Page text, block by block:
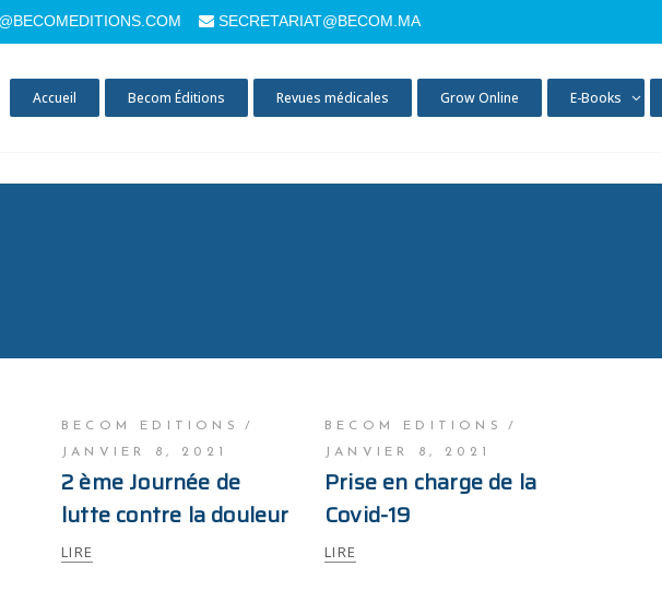
SECRETARIAT@BECOM.MA
Accueil Becom Éditions Revues médicales Grow Online E-Books
BECOM EDITIONS
JANVIER 8, 2021
2 ème Journée de
lutte contre la douleur
LIRE
BECOM EDITIONS
JANVIER 8, 2021
Prise en charge de la
Covid-19
LIRE